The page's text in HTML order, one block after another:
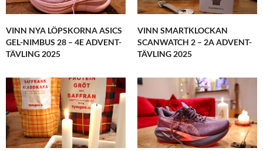
VINN NYA LÖPSKORNA ASICS
GEL-NIMBUS 28 – 4E ADVENT-
TÄVLING 2025
VINN SMARTKLOCKAN
SCANWATCH 2 – 2A ADVENT-
TÄVLING 2025